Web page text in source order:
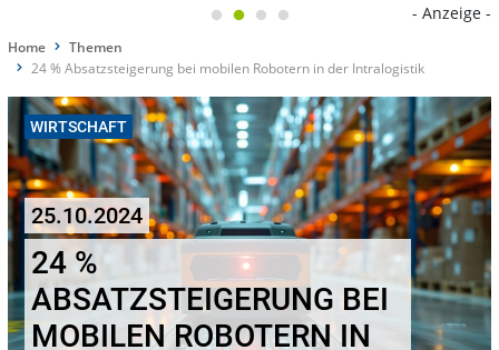
- Anzeige -
Home
Themen
24 % Absatzsteigerung bei mobilen Robotern in der Intralogistik
WIRTSCHAFT
25.10.2024
24 %
ABSATZSTEIGERUNG BEI
MOBILEN ROBOTERN IN